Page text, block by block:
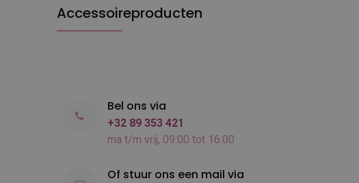
Accessoireproducten
Bel ons via
+32 89 353 421
ma t/m vrij, 09:00 tot 16:00
Of stuur ons een mail via